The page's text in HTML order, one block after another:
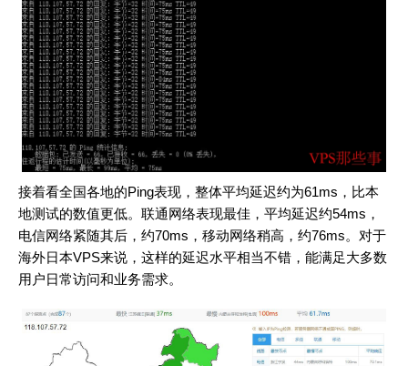
接着看全国各地的Ping表现，整体平均延迟约为61ms，比本
地测试的数值更低。联通网络表现最佳，平均延迟约54ms，
电信网络紧随其后，约70ms，移动网络稍高，约76ms。对于
海外日本VPS来说，这样的延迟水平相当不错，能满足大多数
用户日常访问和业务需求。